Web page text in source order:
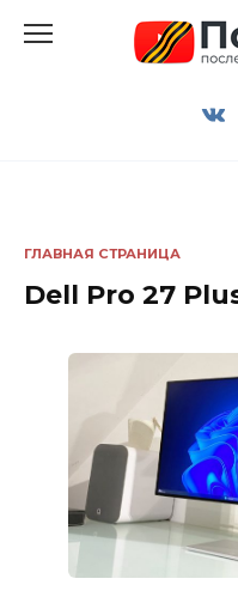
ГЛАВНАЯ СТРАНИЦА
Dell Pro 27